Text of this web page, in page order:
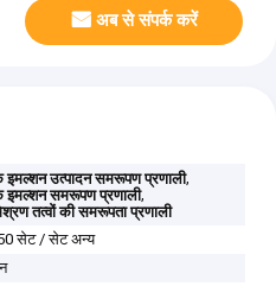
अब से संपर्क करें
इमल्शन उत्पादन समरूपण प्रणाली,
इमल्शन समरूपण प्रणाली,
तत्वों की समरूपता प्रणाली
50 सेट / सेट अन्य